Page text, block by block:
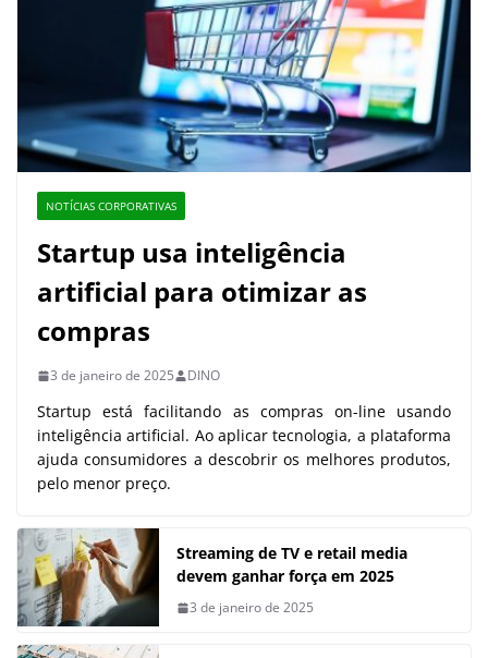
NOTÍCIAS CORPORATIVAS
Startup usa inteligência
artificial para otimizar as
compras
3 de janeiro de 2025 DINO
Startup está facilitando as compras on-line usando
inteligência artificial. Ao aplicar tecnologia, a plataforma
ajuda consumidores a descobrir os melhores produtos,
pelo menor preço.
Streaming de TV e retail media
devem ganhar força em 2025
3 de janeiro de 2025